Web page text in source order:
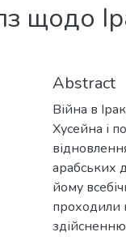
щодо
Abstract
Війна в
Хусейна і
арабських
йому
проходили